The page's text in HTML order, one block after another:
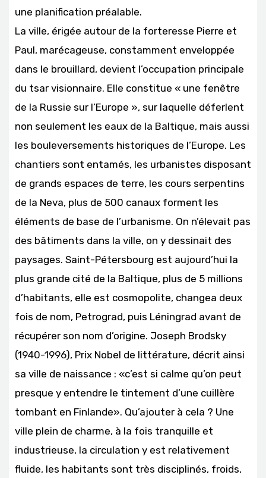
une planification préalable.
La ville, érigée autour de la forteresse Pierre et
Paul, marécageuse, constamment enveloppée
dans le brouillard, devient l’occupation principale
du tsar visionnaire. Elle constitue « une fenêtre
de la Russie sur l’Europe », sur laquelle déferlent
non seulement les eaux de la Baltique, mais aussi
les bouleversements historiques de l’Europe. Les
chantiers sont entamés, les urbanistes disposant
de grands espaces de terre, les cours serpentins
de la Neva, plus de 500 canaux forment les
éléments de base de l’urbanisme. On n’élevait pas
des bâtiments dans la ville, on y dessinait des
paysages. Saint-Pétersbourg est aujourd’hui la
plus grande cité de la Baltique, plus de 5 millions
d’habitants, elle est cosmopolite, changea deux
fois de nom, Petrograd, puis Léningrad avant de
récupérer son nom d’origine. Joseph Brodsky
(1940-1996), Prix Nobel de littérature, décrit ainsi
sa ville de naissance : «c’est si calme qu’on peut
presque y entendre le tintement d’une cuillère
tombant en Finlande». Qu’ajouter à cela ? Une
ville plein de charme, à la fois tranquille et
industrieuse, la circulation y est relativement
fluide, les habitants sont très disciplinés, froids,